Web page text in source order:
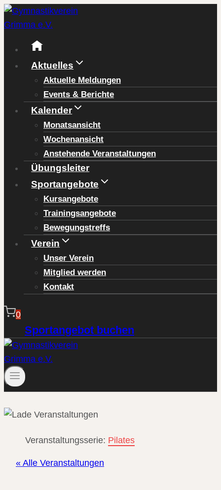
Zum
Inhalt
springen
Aktuelles
Aktuelle Meldungen
Events & Berichte
Kalender
Monatsansicht
Wochenansicht
Anstehende Veranstaltungen
Übungsleiter
Sportangebote
Kursangebote
Trainingsangebote
Bewegungstreffs
Verein
Unser Verein
Mitglied werden
Kontakt
0
Sportangebot buchen
Veranstaltungsserie: Pilates
« Alle Veranstaltungen